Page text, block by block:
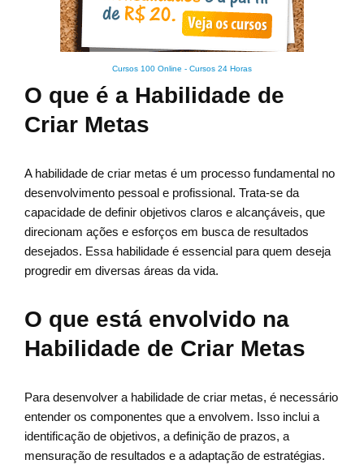
Cursos 100 Online - Cursos 24 Horas
O que é a Habilidade de
Criar Metas
A habilidade de criar metas é um processo fundamental no
desenvolvimento pessoal e profissional. Trata-se da
capacidade de definir objetivos claros e alcançáveis, que
direcionam ações e esforços em busca de resultados
desejados. Essa habilidade é essencial para quem deseja
progredir em diversas áreas da vida.
O que está envolvido na
Habilidade de Criar Metas
Para desenvolver a habilidade de criar metas, é necessário
entender os componentes que a envolvem. Isso inclui a
identificação de objetivos, a definição de prazos, a
mensuração de resultados e a adaptação de estratégias.